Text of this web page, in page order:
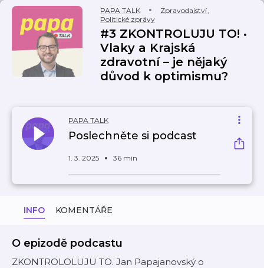
PAPA TALK Zpravodajství,
Politické zprávy
#3 ZKONTROLUJU TO! •
Vlaky a Krajská
zdravotní – je nějaký
důvod k optimismu?
PAPA TALK
Poslechněte si podcast
1. 3. 2025 36 min
INFO KOMENTÁŘE
O epizodě podcastu
ZKONTROLOLUJU TO. Jan Papajanovský o